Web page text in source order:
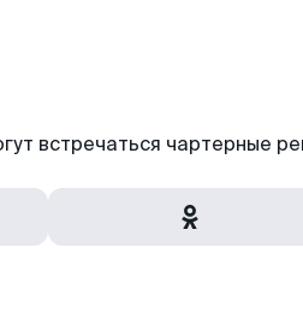
встречаться чартерные